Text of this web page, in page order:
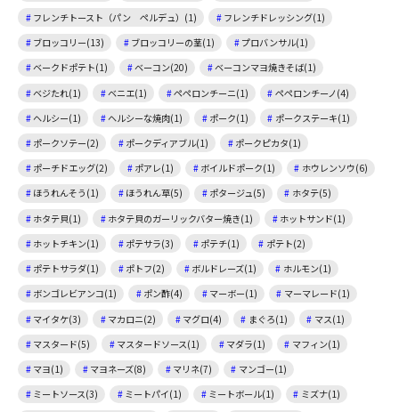
フレンチトースト（パン ペルデュ）(1)
フレンチドレッシング(1)
ブロッコリー(13)
ブロッコリーの茎(1)
プロバンサル(1)
ベークドポテト(1)
ベーコン(20)
ベーコンマヨ焼きそば(1)
ベジたれ(1)
ベニエ(1) ペペロンチーニ(1)
ペペロンチーノ(4)
ヘルシー(1)
ヘルシーな焼肉(1) ポーク(1)
ポークステーキ(1)
ポークソテー(2)
ポークディアブル(1)
ポークピカタ(1)
ポーチドエッグ(2)
ポアレ(1) ボイルドポーク(1)
ホウレンソウ(6)
ほうれんそう(1)
ほうれん草(5) ポタージュ(5)
ホタテ(5)
ホタテ貝(1)
ホタテ貝のガーリックバター焼き(1)
ホットサンド(1)
ホットチキン(1)
ポテサラ(3) ポテチ(1)
ポテト(2)
ポテトサラダ(1)
ポトフ(2) ボルドレーズ(1)
ホルモン(1)
ボンゴレビアンコ(1)
ポン酢(4) マーボー(1)
マーマレード(1)
マイタケ(3)
マカロニ(2) マグロ(4) まぐろ(1)
マス(1)
マスタード(5)
マスタードソース(1) マダラ(1)
マフィン(1)
マヨ(1)
マヨネーズ(8) マリネ(7)
マンゴー(1)
ミートソース(3)
ミートパイ(1) ミートボール(1)
ミズナ(1)